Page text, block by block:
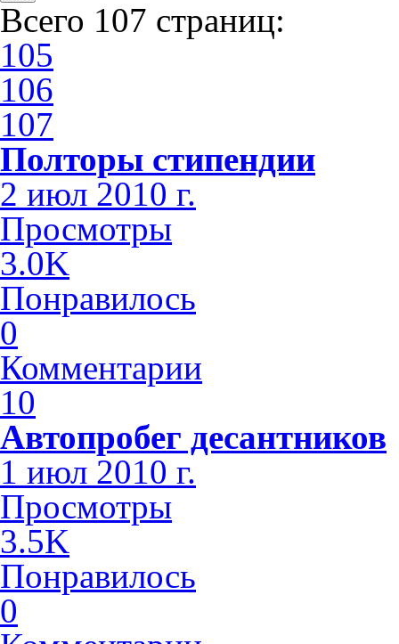
Всего 107 страниц:
105
106
107
Полторы стипендии
2 июл 2010 г.
Просмотры
3.0K
Понравилось
0
Комментарии
10
Автопробег десантников
1 июл 2010 г.
Просмотры
3.5K
Понравилось
0